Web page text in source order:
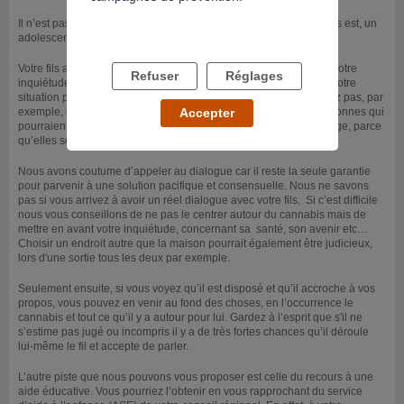
Il n’est pas toujours facile de faire face à un adolescent, et qui plus est, un
adolescent qui consomme.
Votre fils a en plus franchi un cap, en se lançant dans le trafic, et votre
inquiétude est légitime. Nous manquons d'éléments concernant votre
situation pour pouvoir mieux vous conseiller. Vous ne nous parlez pas, par
exemple, de son père et de son positionnement, ou d’autres personnes qui
pourraient être des personnes « ressources » dans votre entourage, parce
qu’elles seraient écoutées par votre fils.
Nous avons coutume d’appeler au dialogue car il reste la seule garantie
pour parvenir à une solution pacifique et consensuelle. Nous ne savons
pas si vous arrivez à avoir un réel dialogue avec votre fils. Si c’est difficile
nous vous conseillons de ne pas le centrer autour du cannabis mais de
mettre en avant votre inquiétude, concernant sa santé, son avenir etc…
Choisir un endroit autre que la maison pourrait également être judicieux,
lors d'une sortie tous les deux par exemple.
Seulement ensuite, si vous voyez qu’il est disposé et qu’il accroche à vos
propos, vous pouvez en venir au fond des choses, en l’occurrence le
cannabis et tout ce qu’il y a autour pour lui. Gardez à l’esprit que s'il ne
s’estime pas jugé ou incompris il y a de très fortes chances qu’il déroule
lui-même le fil et accepte de parler.
L’autre piste que nous pouvons vous proposer est celle du recours à une
aide éducative. Vous pourriez l’obtenir en vous rapprochant du service
Refuser Réglages
Accepter